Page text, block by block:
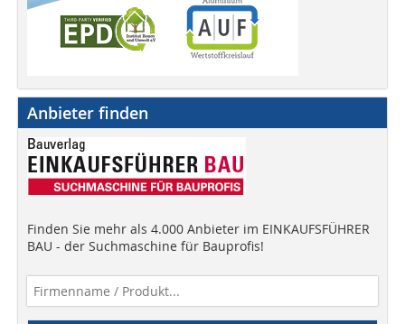
Anbieter finden
Finden Sie mehr als 4.000 Anbieter im EINKAUFSFÜHRER
BAU - der Suchmaschine für Bauprofis!